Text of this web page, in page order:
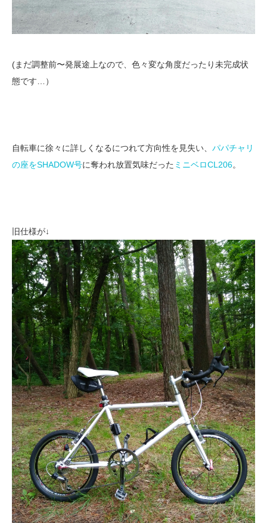
(まだ調整前〜発展途上なので、色々変な角度だったり未完成状
態です…）
自転車に徐々に詳しくなるにつれて方向性を見失い、 パパチャリ
の座をSHADOW号に奪われ放置気味だった ミニベロCL206。
旧仕様が↓